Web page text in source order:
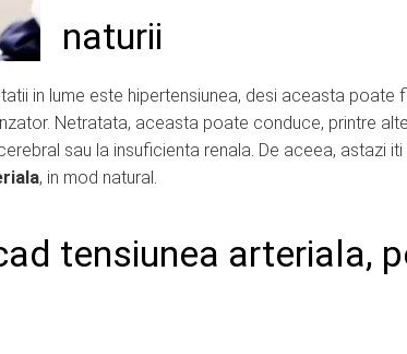
naturii
in lume este hipertensiunea, desi aceasta poate
Netratata, aceasta poate conduce, printre
sau la insuficienta renala. De aceea, astazi
, in mod natural.
tensiunea arteriala,